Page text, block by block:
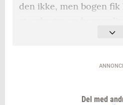
den ikke, men bogen
afspejle bogtrykkeriets
knyttet til
Del med